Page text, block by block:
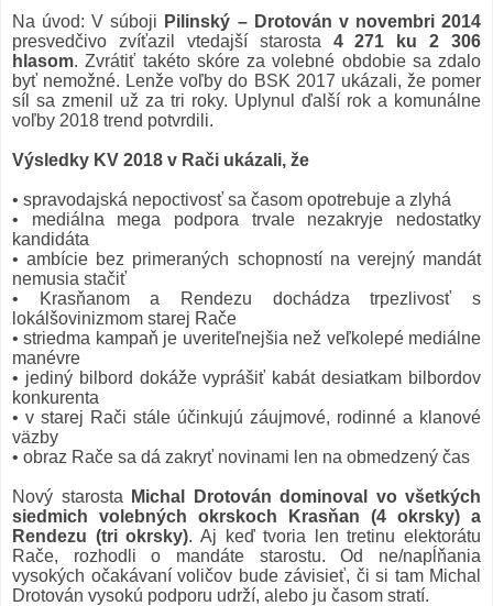
Na úvod: V súboji Pilinský – Drotován v novembri 2014
presvedčivo zvíťazil vtedajší starosta 4 271 ku 2 306
hlasom. Zvrátiť takéto skóre za volebné obdobie sa zdalo
byť nemožné. Lenže voľby do BSK 2017 ukázali, že pomer
síl sa zmenil už za tri roky. Uplynul ďalší rok a komunálne
voľby 2018 trend potvrdili.
Výsledky KV 2018 v Rači ukázali, že
• spravodajská nepoctivosť sa časom opotrebuje a zlyhá
• mediálna mega podpora trvale nezakryje nedostatky
kandidáta
• ambície bez primeraných schopností na verejný mandát
nemusia stačiť
• Krasňanom a Rendezu dochádza trpezlivosť s
lokálšovinizmom starej Rače
• striedma kampaň je uveriteľnejšia než veľkolepé mediálne
manévre
• jediný bilbord dokáže vyprášiť kabát desiatkam bilbordov
konkurenta
• v starej Rači stále účinkujú záujmové, rodinné a klanové
väzby
• obraz Rače sa dá zakryť novinami len na obmedzený čas
Nový starosta
Michal Drotován dominoval vo všetkých
siedmich volebných okrskoch Krasňan (4 okrsky) a
Rendezu (tri okrsky). Aj keď tvoria len tretinu elektorátu
Rače, rozhodli o mandáte starostu. Od ne/napĺňania
vysokých očakávaní voličov bude závisieť, či si tam Michal
Drotován vysokú podporu udrží, alebo ju časom stratí.